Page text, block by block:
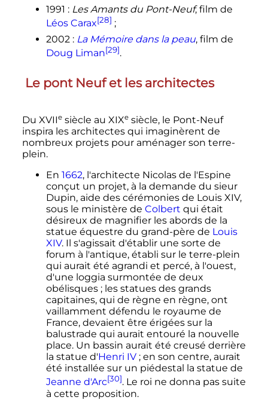
1991 : Les Amants du Pont-Neuf, film de
Léos Carax[28] ;
2002 : La Mémoire dans la peau, film de
Doug Liman[29].
Le pont Neuf et les architectes
Du XVIIe siècle au XIXe siècle, le Pont-Neuf
inspira les architectes qui imaginèrent de
nombreux projets pour aménager son terre-
plein.
En 1662, l'architecte Nicolas de l'Espine
conçut un projet, à la demande du sieur
Dupin, aide des cérémonies de Louis XIV,
sous le ministère de Colbert qui était
désireux de magnifier les abords de la
statue équestre du grand-père de Louis
XIV. Il s'agissait d'établir une sorte de
forum à l'antique, établi sur le terre-plein
qui aurait été agrandi et percé, à l'ouest,
d'une loggia surmontée de deux
obélisques ; les statues des grands
capitaines, qui de règne en règne, ont
vaillamment défendu le royaume de
France, devaient être érigées sur la
balustrade qui aurait entouré la nouvelle
place. Un bassin aurait été creusé derrière
la statue d'Henri IV ; en son centre, aurait
été installée sur un piédestal la statue de
Jeanne d'Arc[30]. Le roi ne donna pas suite
à cette proposition.